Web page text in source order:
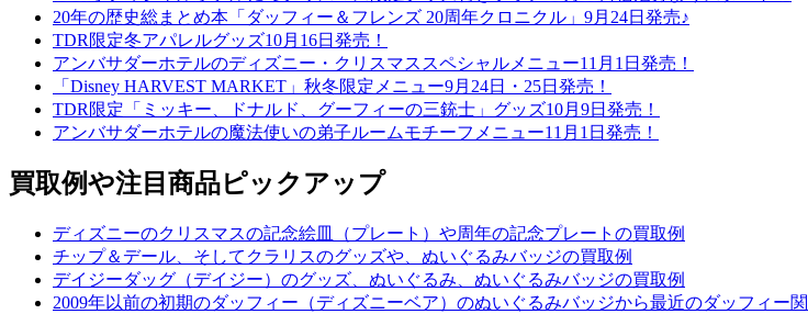
20年の歴史総まとめ本「ダッフィー＆フレンズ 20周年クロニクル」9月24日発売♪
TDR限定冬アパレルグッズ10月16日発売！
アンバサダーホテルのディズニー・クリスマススペシャルメニュー11月1日発売！
「Disney HARVEST MARKET」秋冬限定メニュー9月24日・25日発売！
TDR限定「ミッキー、ドナルド、グーフィーの三銃士」グッズ10月9日発売！
アンバサダーホテルの魔法使いの弟子ルームモチーフメニュー11月1日発売！
買取例や注目商品ピックアップ
ディズニーのクリスマスの記念絵皿（プレート）や周年の記念プレートの買取例
チップ＆デール、そしてクラリスのグッズや、ぬいぐるみバッジの買取例
デイジーダッグ（デイジー）のグッズ、ぬいぐるみ、ぬいぐるみバッジの買取例
2009年以前の初期のダッフィー（ディズニーベア）のぬいぐるみバッジから最近のダッフィ